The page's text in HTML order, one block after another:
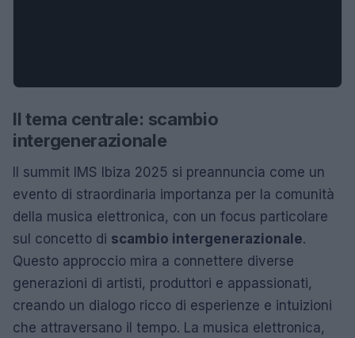
Il tema centrale: scambio
intergenerazionale
Il summit IMS Ibiza 2025 si preannuncia come un
evento di straordinaria importanza per la comunità
della musica elettronica, con un focus particolare
sul concetto di scambio intergenerazionale.
Questo approccio mira a connettere diverse
generazioni di artisti, produttori e appassionati,
creando un dialogo ricco di esperienze e intuizioni
che attraversano il tempo. La musica elettronica,